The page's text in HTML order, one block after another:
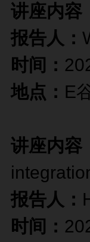
讲座内容
报告人：
时间：
地点： E
讲座内容
报告人：
时间：